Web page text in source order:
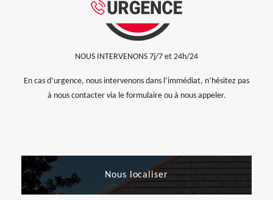
NOUS INTERVENONS 7j/7 et 24h/24
En cas d’urgence, nous intervenons dans l’immédiat, n’hésitez pas
à nous contacter via le formulaire ou à nous appeler.
Nous localiser